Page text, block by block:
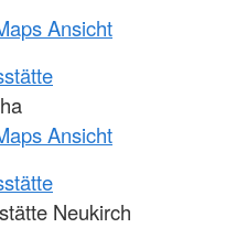
Ansicht
Ansicht
Neukirch